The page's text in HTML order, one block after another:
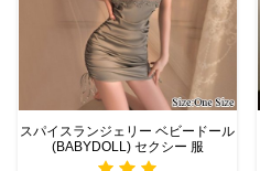
スパイスランジェリー ベビードール
(BABYDOLL) セクシー 服